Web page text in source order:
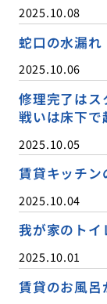
2025.10.08
蛇口の水漏れ
2025.10.06
修理完了は
戦いは床下で
2025.10.05
賃貸キッチン
2025.10.04
我が家のト
2025.10.01
賃貸のお風呂